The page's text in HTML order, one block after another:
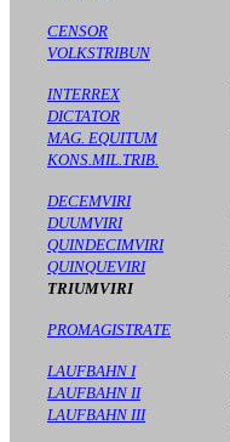
CENSOR
VOLKSTRIBUN
INTERREX
DICTATOR
MAG. EQUITUM
KONS.MIL.TRIB.
DECEMVIRI
DUUMVIRI
QUINDECIMVIRI
QUINQUEVIRI
TRIUMVIRI
PROMAGISTRATE
LAUFBAHN I
LAUFBAHN II
LAUFBAHN III